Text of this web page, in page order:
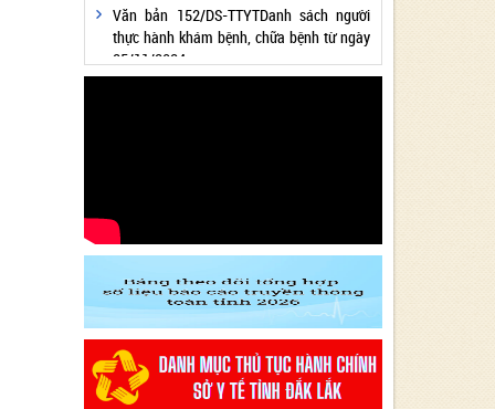
Văn bản 152/DS-TTYTDanh sách người
thực hành khám bệnh, chữa bệnh từ ngày
25/11/2024
2024 - Lĩnh vực Y tế
Văn bản 24/KH-SYT về việc thực hiện
Chương trình hành động thực hiện Nghị
quyết số 01/NQ-CP ngày 05/01/2024 của
Chính phủ về nhiệm vụ, giải pháp chủ yếu
thực hiện Kế hoạch phát triển kinh tế - xã
hội và Dự toán ngân sách nhà nước năm
2024 - Lĩnh vực Y tế